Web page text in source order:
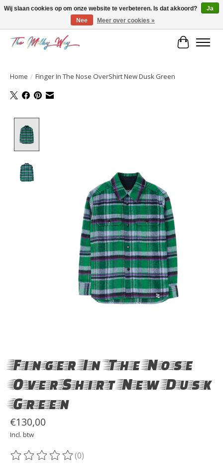
Home / Finger In The Nose OverShirt New Dusk Green
Finger In The Nose
OverShirt New Dusk
Green
€130,00
Incl. btw
De beoordeling van dit product is
(0)
Wij slaan cookies op om onze website te verbeteren. Is dat akkoord?
Ja
Nee
Meer over cookies »